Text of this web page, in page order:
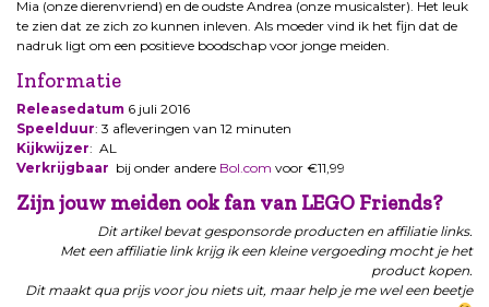
Mia (onze dierenvriend) en de oudste Andrea (onze musicalster). Het leuk
te zien dat ze zich zo kunnen inleven. Als moeder vind ik het fijn dat de
nadruk ligt om een positieve boodschap voor jonge meiden.
Informatie
Releasedatum 6 juli 2016
Speelduur: 3 afleveringen van 12 minuten
Kijkwijzer: AL
Verkrijgbaar bij onder andere Bol.com voor €11,99
Zijn jouw meiden ook fan van LEGO Friends?
Dit artikel bevat gesponsorde producten en affiliatie links.
Met een affiliatie link krijg ik een kleine vergoeding mocht je het
product kopen.
Dit maakt qua prijs voor jou niets uit, maar help je me wel een beetje